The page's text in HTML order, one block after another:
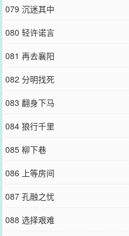
079 沉迷其中
080 轻许诺言
081 再去襄阳
082 分明找死
083 翻身下马
084 狼行千里
085 柳下巷
086 上等房间
087 孔融之忧
088 选择艰难